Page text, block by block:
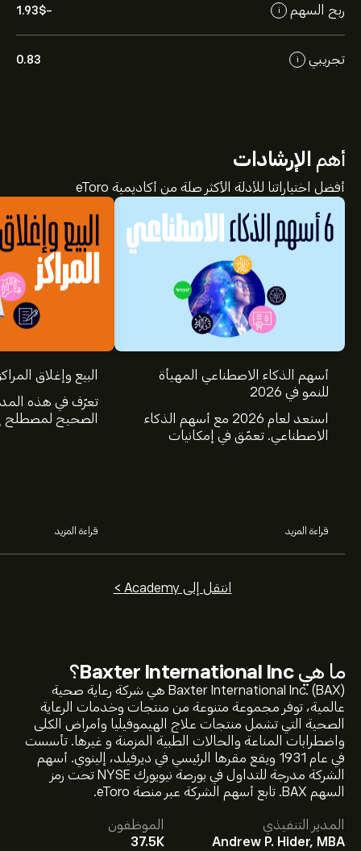
ربح السهم i
-1.93‎$‎
تجريبي i
0.83
ما هيBaxter International Inc؟
Baxter International Inc. (BAX) هي شركة رعاية صحية
عالمية، توفر مجموعة متنوعة من منتجات وخدمات الرعاية
الصحية التي تشمل منتجات علاج الهيموفيليا وأمراض الكلى
واضطرابات المناعة والحالات الطبية المزمنة و غيرها. تأسست
في عام 1931 ويقع مقرها الرئيسي في ديرفيلد، إلينوي. أسهم
الشركة مدرجة للتداول في بورصة نيويورك NYSE تحت رمز
السهم BAX. تابع أسهم الشركة عبر منصة eToro.
المدير التنفيذي
Andrew P. Hider, MBA
الموظفون
37.5K
أهم الإرشادات
أفضل اختياراتنا للأدلة الأكثر صلة من أكاديمية eToro
أسهم الذكاء الاصطناعي المهيأة
للنمو في 2026
استعد لعام 2026 مع أسهم الذكاء
الاصطناعي. تعمّق في إمكانيات
قراءة المزيد
البيع وإغلاق
تعرّف في هذه
الصحيح لمصطلح
قراءة المزيد
انتقل إلى Academy >
سعر BAX الآن هو 27.55‎$‎.
27.55‎$‎. اشترك
في eToro لمعرفة التفاصيل حول توقعات
المحللين والأسعار المستهدفة للأسهم.